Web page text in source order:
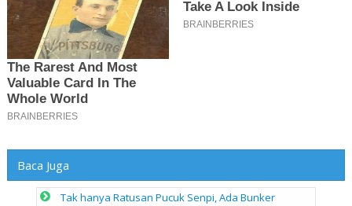
Baca Juga
Tak hanya Ratusan Pucuk Senpi, Ada Bunker